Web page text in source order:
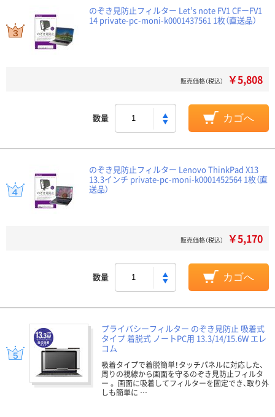
のぞき見防止フィルター Let’s note FV1 CFーFV1
14 private-pc-moni-k0001437561 1枚（直送品）
販売価格（税込） ￥5,808
数量 カゴへ
のぞき見防止フィルター Lenovo ThinkPad X13
13.3インチ private-pc-moni-k0001452564 1枚（直
送品）
販売価格（税込） ￥5,170
数量 カゴへ
プライバシーフィルター のぞき見防止 吸着式
タイプ 着脱式 ノートPC用 13.3/14/15.6W エレ
コム
吸着タイプで着脱簡単！タッチパネルに対応した、
周りの視線から画面を守るのぞき見防止フィルタ
ー 。 画面に吸着してフィルターを固定でき、取り外
しも簡単に …